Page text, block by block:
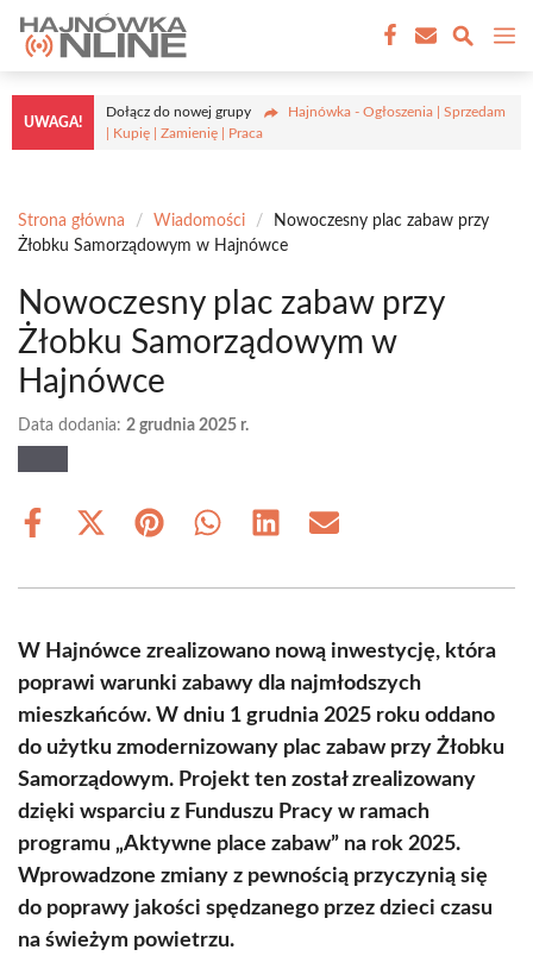
Przejdź
treści
UWAGA!
Dołącz do nowej grupy
Hajnówka - Ogłoszenia | Sprzedam
| Kupię | Zamienię | Praca
Strona główna / Wiadomości /
Nowoczesny plac zabaw przy
Żłobku Samorządowym w Hajnówce
Nowoczesny plac zabaw przy
Żłobku Samorządowym w
Hajnówce
Data dodania: 2 grudnia 2025 r.
Share
Share
(Twitter)
Share Share Share Share
W Hajnówce zrealizowano nową inwestycję, która
poprawi warunki zabawy dla najmłodszych
mieszkańców. W dniu 1 grudnia 2025 roku oddano
do użytku zmodernizowany plac zabaw przy Żłobku
Samorządowym. Projekt ten został zrealizowany
dzięki wsparciu z Funduszu Pracy w ramach
programu „Aktywne place zabaw” na rok 2025.
Wprowadzone zmiany z pewnością przyczynią się
do poprawy jakości spędzanego przez dzieci czasu
na świeżym powietrzu.